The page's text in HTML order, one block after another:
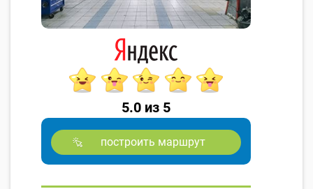
5.0 из 5
построить маршрут